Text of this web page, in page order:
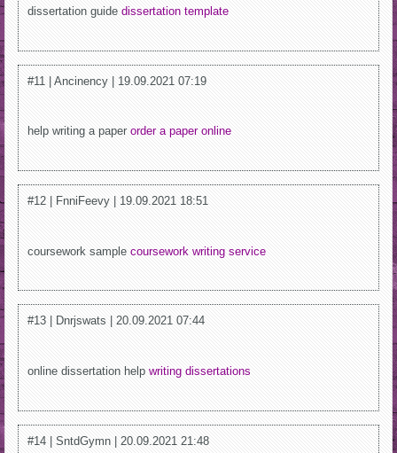
dissertation guide dissertation template
#11 | Ancinency | 19.09.2021 07:19
help writing a paper order a paper online
#12 | FnniFeevy | 19.09.2021 18:51
coursework sample coursework writing service
#13 | Dnrjswats | 20.09.2021 07:44
online dissertation help writing dissertations
#14 | SntdGymn | 20.09.2021 21:48